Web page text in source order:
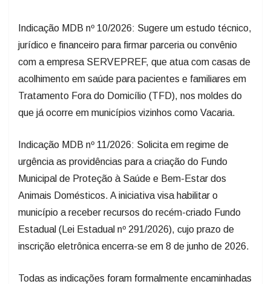
Indicação MDB nº 10/2026: Sugere um estudo técnico,
jurídico e financeiro para firmar parceria ou convênio
com a empresa SERVEPREF, que atua com casas de
acolhimento em saúde para pacientes e familiares em
Tratamento Fora do Domicílio (TFD), nos moldes do
que já ocorre em municípios vizinhos como Vacaria.
Indicação MDB nº 11/2026: Solicita em regime de
urgência as providências para a criação do Fundo
Municipal de Proteção à Saúde e Bem-Estar dos
Animais Domésticos. A iniciativa visa habilitar o
município a receber recursos do recém-criado Fundo
Estadual (Lei Estadual nº 291/2026), cujo prazo de
inscrição eletrônica encerra-se em 8 de junho de 2026.
Todas as indicações foram formalmente encaminhadas